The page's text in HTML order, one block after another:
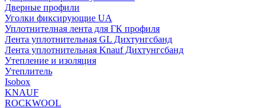
Дверные профили
Уголки фиксирующие UA
Уплотнителная лента для ГК профиля
Лента уплотнительная GL Дихтунгсбанд
Лента уплотнительная Knauf Дихтунгсбанд
Утепление и изоляция
Утеплитель
Isobox
KNAUF
ROCKWOOL